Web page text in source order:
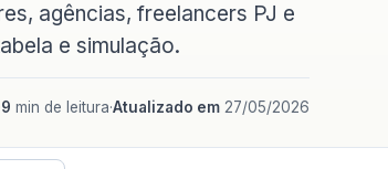
agências, freelancers PJ e
e simulação.
9 min de leitura·Atualizado em 27/05/2026